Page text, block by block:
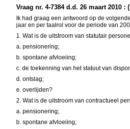
Vraag nr. 4-7384 d.d. 26 maart 2010
Ik had graag een antwoord op de
jaar en per taalrol voor de periode van
1. Wat is de uitstroom van statutair
a. pensionering;
b. spontane afvloeiing;
c. de toekenning van het statuut van
d. ontslag;
e. overlijden?
2. Wat is de uitstroom van contractueel
a. pensionering;
b. spontane afvloeiing;